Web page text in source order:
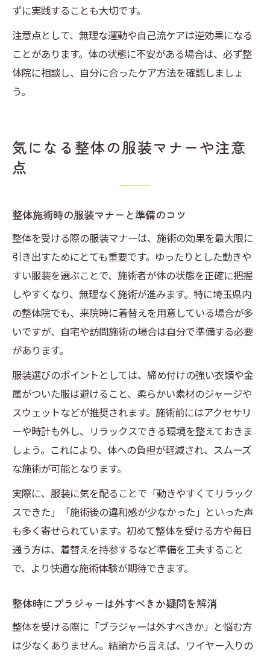
ずに実践することも大切です。
注意点として、無理な運動や自己流ケアは逆効果になる
ことがあります。体の状態に不安がある場合は、必ず整
体院に相談し、自分に合ったケア方法を確認しましょ
う。
気になる整体の服装マナーや注意
点
整体施術時の服装マナーと準備のコツ
整体を受ける際の服装マナーは、施術の効果を最大限に
引き出すためにとても重要です。ゆったりとした動きや
すい服装を選ぶことで、施術者が体の状態を正確に把握
しやすくなり、無理なく施術が進みます。特に埼玉県内
の整体院でも、来院時に着替えを用意している場合が多
いですが、自宅や訪問施術の場合は自分で準備する必要
があります。
服装選びのポイントとしては、締め付けの強い衣類や金
属がついた服は避けること、柔らかい素材のジャージや
スウェットなどが推奨されます。施術前にはアクセサリ
ーや時計も外し、リラックスできる環境を整えておきま
しょう。これにより、体への負担が軽減され、スムーズ
な施術が可能となります。
実際に、服装に気を配ることで「動きやすくてリラック
スできた」「施術後の違和感が少なかった」といった声
も多く寄せられています。初めて整体を受ける方や毎日
通う方は、着替えを持参するなど準備を工夫すること
で、より快適な施術体験が期待できます。
整体時にブラジャーは外すべきか疑問を解消
整体を受ける際に「ブラジャーは外すべきか」と悩む方
は少なくありません。結論から言えば、ワイヤー入りの